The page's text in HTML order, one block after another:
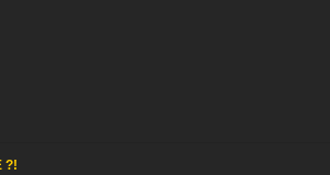
?!